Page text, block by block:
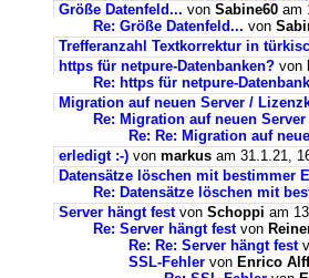
Größe Datenfeld... von Sabine60 am
Re: Größe Datenfeld... von
Trefferanzahl Textkorrektur in
https für netpure-Datenbanken? von
Re: https für netpure-
Migration auf neuen Server /
Re: Migration auf neuen
Re: Re: Migration auf
erledigt :-) von markus am 31.1.21,
Datensätze löschen mit bestimmer
Re: Datensätze löschen mit
Server hängt festvon Schoppi am
Re: Server hängt festvon
Re: Re: Server hängt fest
SSL-Fehler von Enrico Alff